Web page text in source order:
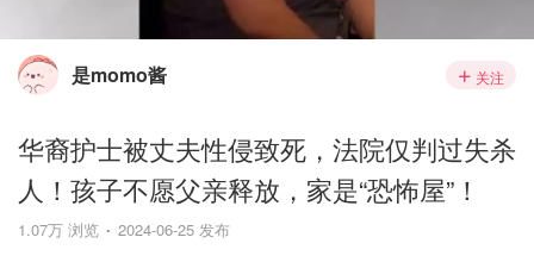
是momo酱 关注
华裔护士被丈夫性侵致死，法院仅判过失杀
人！孩子不愿父亲释放，家是“恐怖屋”！
1.07万 浏览 2024-06-25 发布